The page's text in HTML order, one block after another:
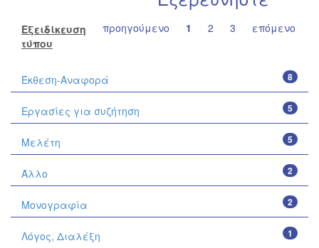
προηγούμενο 1 2 3 επόμενο
Εξειδίκευση
τύπου
8
Έκθεση-Αναφορά
5
Εργασίες για συζήτηση
5
Μελέτη
2
Άλλο
2
Μονογραφία
1
Λόγος, Διαλέξη